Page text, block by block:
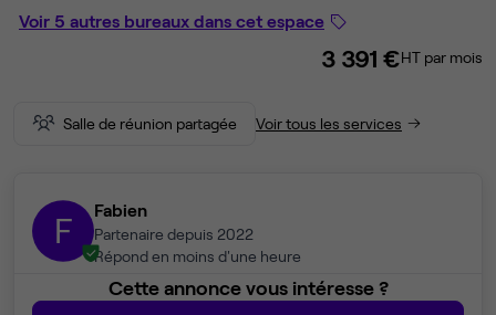
Voir 5 autres bureaux dans cet espace
3 391 €HT par mois
Salle de réunion partagée Voir tous les services
F Fabien
Partenaire depuis 2022
Répond en moins d'une heure
Cette annonce vous intéresse ?